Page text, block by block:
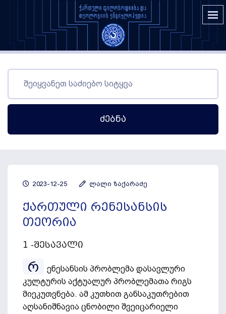
Ძებნა
2023-12-25 ლალი ზაქარაძე
ქართული რენესანსის
თეორია
1 -შესავალი
რ
ენესანსის პრობლემა დასავლური
კულტურის აქტუალურ პრობლემათა რიგს
მიეკუთვნება. ამ კუთხით განსაკუთრებით
აღსანიშნავია ცნობილი შვეიცარიელი